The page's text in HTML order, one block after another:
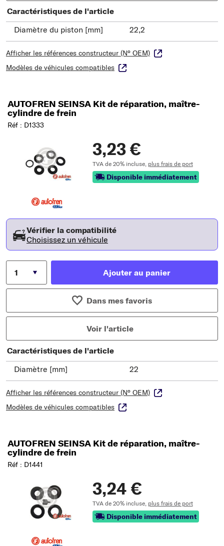
Caractéristiques de l'article
Diamètre du piston [mm]
22,2
Afficher les références constructeur (N° OEM)
Modèles de véhicules compatibles
AUTOFREN SEINSA Kit de réparation, maître-
cylindre de frein
Réf : D1333
3,23 €
TVA de 20% incluse, plus frais de port
Disponible immédiatement
Vérifier la compatibilité
Choisissez un véhicule
Ajouter au panier
Dans mes favoris
Voir l'article
Caractéristiques de l'article
Diamètre [mm]
22
Afficher les références constructeur (N° OEM)
Modèles de véhicules compatibles
AUTOFREN SEINSA Kit de réparation, maître-
cylindre de frein
Réf : D1441
3,24 €
TVA de 20% incluse, plus frais de port
Disponible immédiatement